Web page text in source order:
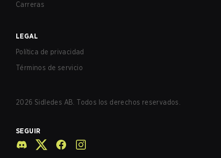
Carreras
LEGAL
Política de privacidad
Términos de servicio
2026 Sidledes AB. Todos los derechos reservados.
SEGUIR